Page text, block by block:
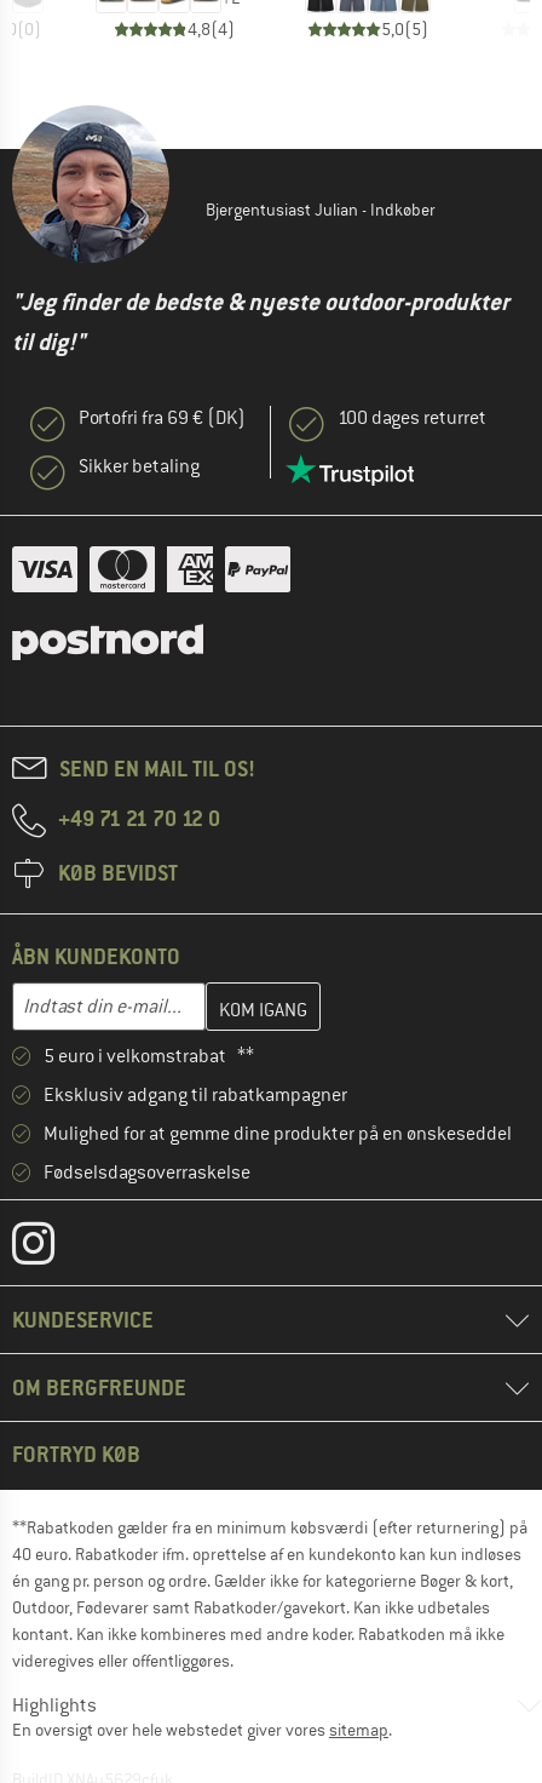
(0)
4,8(4) 5,0(5)
Bjergentusiast Julian - Indkøber
"Jeg finder de bedste & nyeste outdoor-produkter
til dig!"
Portofri fra 69 € (DK)
Sikker betaling
100 dages returret
SEND EN MAIL TIL OS!
+49 71 21 70 12 0
KØB BEVIDST
ÅBN KUNDEKONTO
E-mail-adresse
Indtast din e-mailadresse her, og opret i næste trin din
5 euro i velkomstrabat **
Eksklusiv adgang til rabatkampagner
Mulighed for at gemme dine produkter på en ønskeseddel
Fødselsdagsoverraskelse
KUNDESERVICE
OM BERGFREUNDE
FORTRYD KØB
**Rabatkoden gælder fra en minimum købsværdi (efter returnering) på
40 euro. Rabatkoder ifm. oprettelse af en kundekonto kan kun indløses
én gang pr. person og ordre. Gælder ikke for kategorierne Bøger & kort,
Outdoor, Fødevarer samt Rabatkoder/gavekort. Kan ikke udbetales
kontant. Kan ikke kombineres med andre koder. Rabatkoden må ikke
videregives eller offentliggøres.
Highlights
En oversigt over hele webstedet giver voressitemap.